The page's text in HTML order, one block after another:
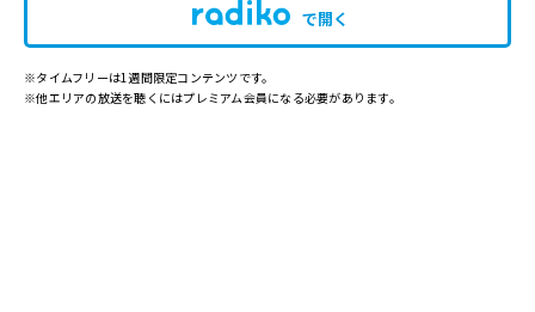
で開く
※タイムフリーは1週間限定コンテンツです。
※他エリアの放送を聴くにはプレミアム会員になる必要があります。